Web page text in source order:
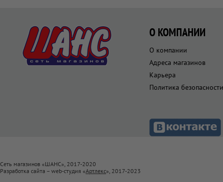
О КОМПАНИИ
О компании
Адреса магазинов
Карьера
Политика безопасности
Сеть магазинов «ШАНС», 2017-2020
Разработка сайта – web-студия «Артлекс», 2017-2023